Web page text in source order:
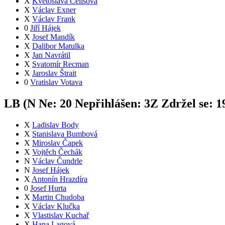
X Václav Exner
X Václav Frank
0 Jiří Hájek
X Josef Mandík
X Dalibor Matulka
X Jan Navrátil
X Svatomír Recman
X Jaroslav Štrait
0 Vratislav Votava
LB (N Ne: 20 Nepřihlášen: 3Z Zdržel se:
X Ladislav Body
X Stanislava Bumbová
X Miroslav Čapek
X Vojtěch Čechák
N Václav Čundrle
N Josef Hájek
X Antonín Hrazdíra
0 Josef Hurta
X Martin Chudoba
X Václav Klučka
X Vlastislav Kuchař